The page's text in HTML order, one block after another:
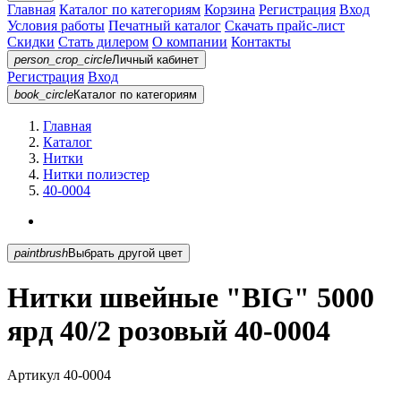
Главная Каталог по категориям Корзина Регистрация Вход
Условия работы Печатный каталог Скачать прайс-лист
Скидки Стать дилером О компании Контакты
person_crop_circleЛичный кабинет
Регистрация Вход
book_circleКаталог по категориям
Главная
Каталог
Нитки
Нитки полиэстер
40-0004
paintbrush Выбрать другой цвет
Нитки швейные "BIG" 5000
ярд 40/2 розовый 40-0004
Артикул 40-0004